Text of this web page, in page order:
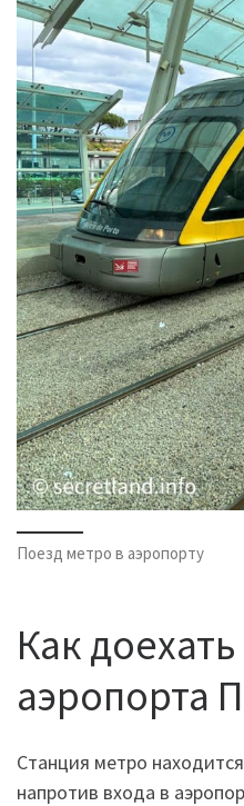
Поезд метро в аэропорту
Как
аэропорта
Станция метро
напротив входа в